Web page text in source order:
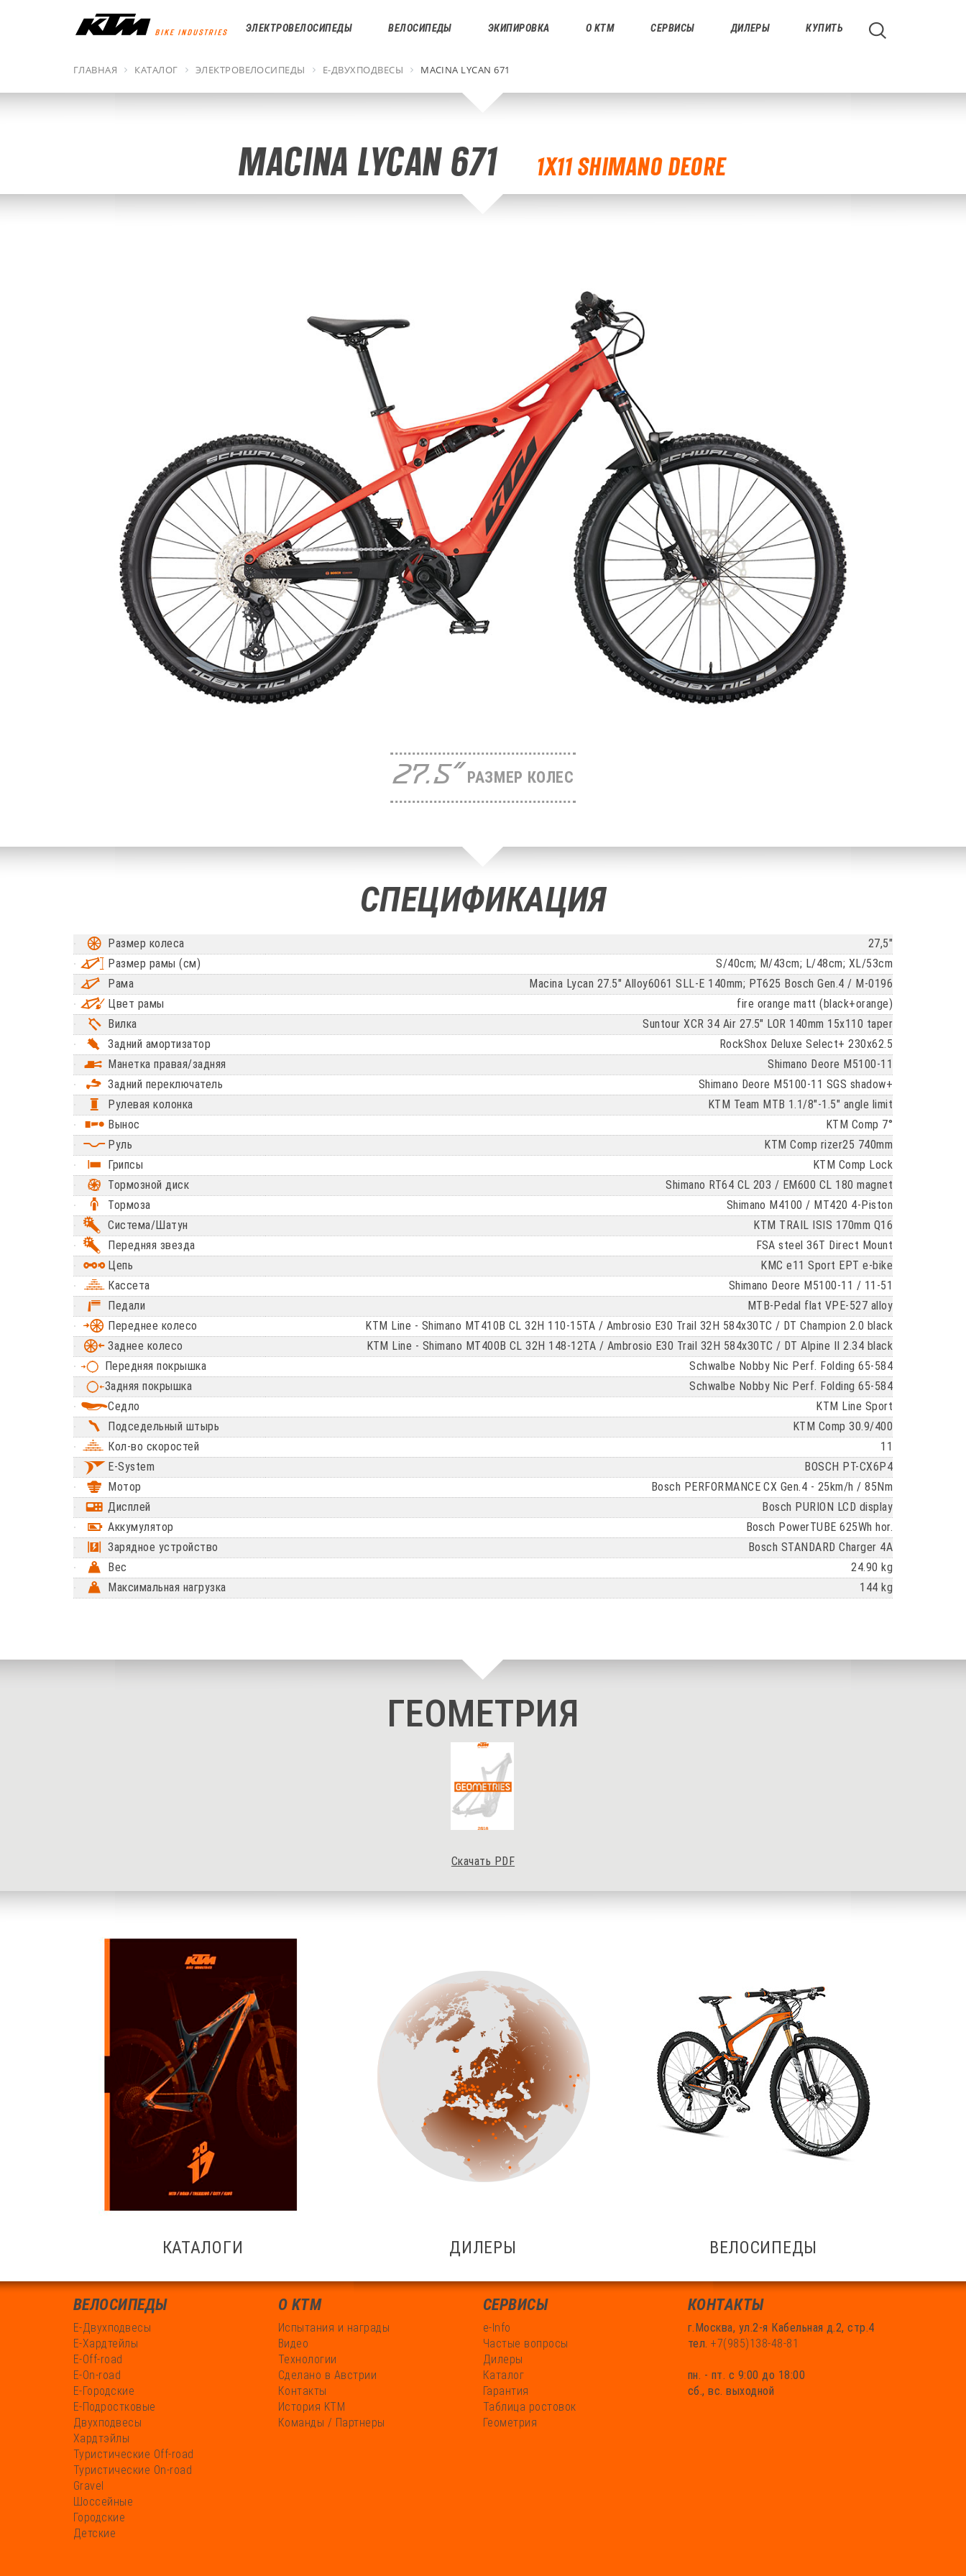
ЭЛЕКТРОВЕЛОСИПЕДЫ ВЕЛОСИПЕДЫ ЭКИПИРОВКА О KTM СЕРВИСЫ ДИЛЕРЫ КУПИТЬ
ГЛАВНАЯ КАТАЛОГ ЭЛЕКТРОВЕЛОСИПЕДЫ Е-ДВУХПОДВЕСЫ MACINA LYCAN 671
MACINA LYCAN 671 1X11 SHIMANO DEORE
27.5" РАЗМЕР КОЛЕС
СПЕЦИФИКАЦИЯ
Размер колеса
27,5"
Размер рамы (см)
S/40cm; M/43cm; L/48cm; XL/53cm
Рама
Macina Lycan 27.5" Alloy6061 SLL-E 140mm; PT625 Bosch Gen.4 / M-0196
Цвет рамы
fire orange matt (black+orange)
Вилка
Suntour XCR 34 Air 27.5" LOR 140mm 15x110 taper
Задний амортизатор
RockShox Deluxe Select+ 230x62.5
Манетка правая/задняя
Shimano Deore M5100-11
Задний переключатель
Shimano Deore M5100-11 SGS shadow+
Рулевая колонка
KTM Team MTB 1.1/8"-1.5" angle limit
Вынос
KTM Comp 7°
Руль
KTM Comp rizer25 740mm
Грипсы
KTM Comp Lock
Тормозной диск
Shimano RT64 CL 203 / EM600 CL 180 magnet
Тормоза
Shimano M4100 / MT420 4-Piston
Система/Шатун
KTM TRAIL ISIS 170mm Q16
Передняя звезда
FSA steel 36T Direct Mount
Цепь
KMC e11 Sport EPT e-bike
Кассета
Shimano Deore M5100-11 / 11-51
Педали
MTB-Pedal flat VPE-527 alloy
Переднее колесо
KTM Line - Shimano MT410B CL 32H 110-15TA / Ambrosio E30 Trail 32H 584x30TC / DT Champion 2.0 black
Заднее колесо
KTM Line - Shimano MT400B CL 32H 148-12TA / Ambrosio E30 Trail 32H 584x30TC / DT Alpine II 2.34 black
Передняя покрышка
Schwalbe Nobby Nic Perf. Folding 65-584
Задняя покрышка
Schwalbe Nobby Nic Perf. Folding 65-584
Седло
KTM Line Sport
Подседельный штырь
KTM Comp 30.9/400
Кол-во скоростей
11
E-System
BOSCH PT-CX6P4
Мотор
Bosch PERFORMANCE CX Gen.4 - 25km/h / 85Nm
Дисплей
Bosch PURION LCD display
Аккумулятор
Bosch PowerTUBE 625Wh hor.
Зарядное устройство
Bosch STANDARD Charger 4A
Вес
24.90 kg
Максимальная нагрузка
144 kg
ГЕОМЕТРИЯ
Скачать PDF
КАТАЛОГИ ДИЛЕРЫ ВЕЛОСИПЕДЫ
ВЕЛОСИПЕДЫ
Е-Двухподвесы
Е-Хардтейлы
Е-Off-road
Е-On-road
Е-Городские
Е-Подростковые
Двухподвесы
Хардтэйлы
Туристические Off-road
Туристические On-road
Gravel
Шоссейные
Городские
Детские
О KTM
Испытания и награды
Видео
Технологии
Сделано в Австрии
Контакты
История KTM
Команды / Партнеры
СЕРВИСЫ
e-Info
Частые вопросы
Дилеры
Каталог
Гарантия
Таблица ростовок
Геометрия
КОНТАКТЫ
г.Москва, ул.2-я Кабельная д.2, стр.4
тел.+7(985)138-48-81
пн. - пт. с 9:00 до 18:00
сб., вс. выходной